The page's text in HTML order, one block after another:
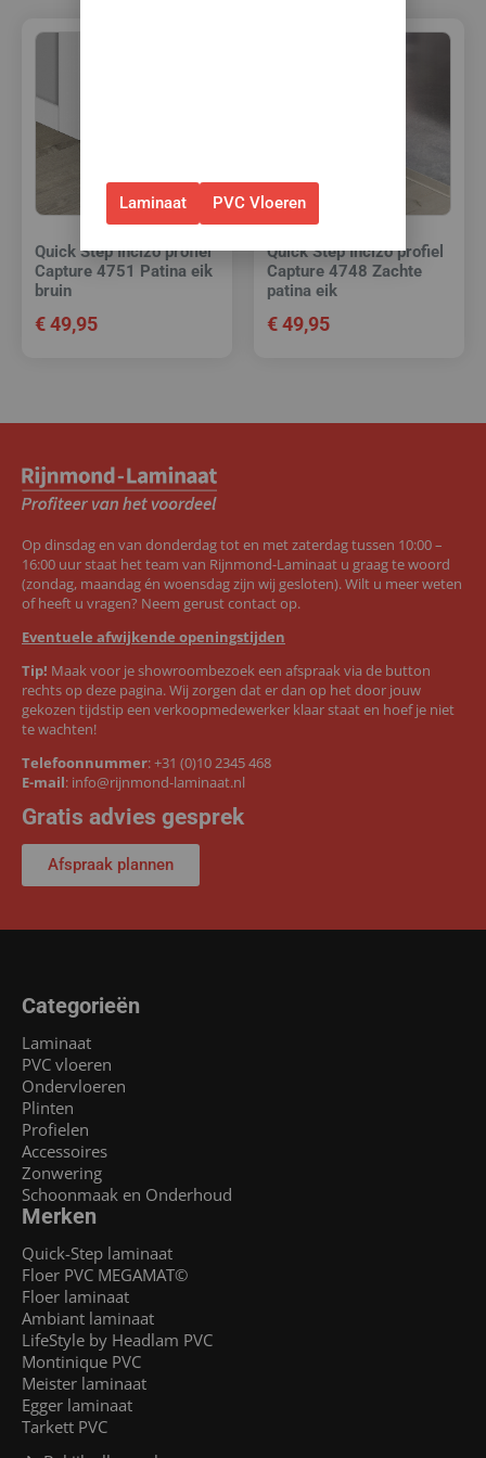
Quick Step Incizo profiel
Capture 4751 Patina eik
bruin
€49,95
Quick Step Incizo profiel
Capture 4748 Zachte
patina eik
€49,95
Op dinsdag en van donderdag tot en met zaterdag tussen 10:00 –
16:00 uur staat het team van Rijnmond-Laminaat u graag te woord
(zondag, maandag én woensdag zijn wij gesloten). Wilt u meer weten
of heeft u vragen? Neem gerust contact op.
Eventuele afwijkende openingstijden
Tip! Maak voor je showroombezoek een afspraak via de button
rechts op deze pagina. Wij zorgen dat er dan op het door jouw
gekozen tijdstip een verkoopmedewerker klaar staat en hoef je niet
te wachten!
Telefoonnummer:+31 (0)10 2345 468
E-mail: info@rijnmond-laminaat.nl
Gratis advies gesprek
Afspraak plannen
Categorieën
Laminaat
PVC vloeren
Ondervloeren
Plinten
Profielen
Accessoires
Zonwering
Schoonmaak en Onderhoud
Merken
Quick-Step laminaat
Floer PVC MEGAMAT©
Floer laminaat
Ambiant laminaat
LifeStyle by Headlam PVC
Montinique PVC
Meister laminaat
Egger laminaat
Tarkett PVC
Laminaat PVC Vloeren